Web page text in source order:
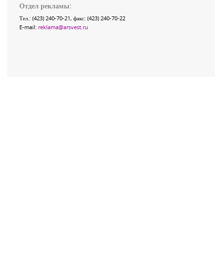
Отдел рекламы:
Тел.: (423) 240-70-21, факс: (423) 240-70-22
E-mail: reklama@arsvest.ru